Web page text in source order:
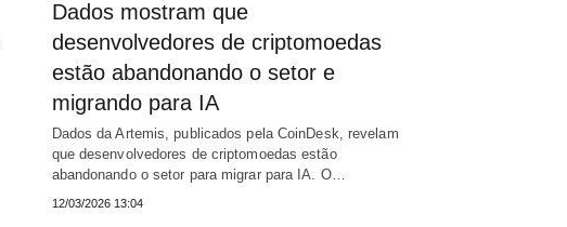
Dados mostram que
desenvolvedores de criptomoedas
estão abandonando o setor e
migrando para IA
Dados da Artemis, publicados pela CoinDesk, revelam
que desenvolvedores de criptomoedas estão
abandonando o setor para migrar para IA. O…
12/03/2026 13:04